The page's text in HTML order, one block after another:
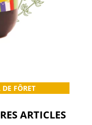
FÔRET
ARTICLES